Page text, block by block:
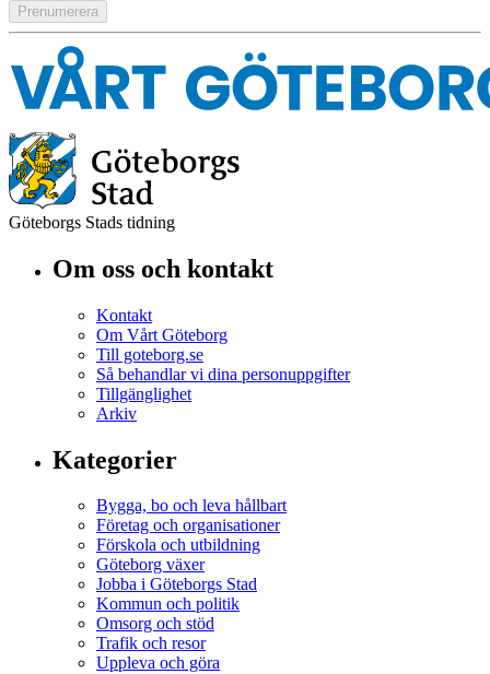
Göteborgs Stads tidning
Om oss och kontakt
Kontakt
Om Vårt Göteborg
Till goteborg.se
Så behandlar vi dina personuppgifter
Tillgänglighet
Arkiv
Kategorier
Bygga, bo och leva hållbart
Företag och organisationer
Förskola och utbildning
Göteborg växer
Jobba i Göteborgs Stad
Kommun och politik
Omsorg och stöd
Trafik och resor
Uppleva och göra